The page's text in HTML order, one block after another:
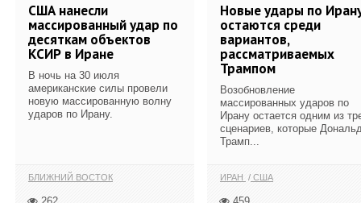
США нанесли
массированный удар по
десяткам объектов
КСИР в Иране
В ночь на 30 июля
американские силы провели
новую массированную волну
ударов по Ирану.
БЛИЖНИЙ ВОСТОК
262
Новые удары по
остаются среди
вариантов,
рассматриваемых
Трампом
Возобновление
массированных ударов по
Ирану остается одним из
сценариев, которые
Трамп...
ИРАН США
459